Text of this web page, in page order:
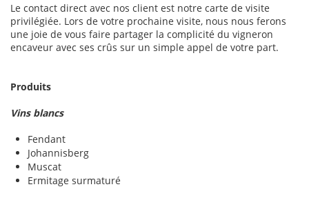
Le contact direct avec nos client est notre carte de visite
privilégiée. Lors de votre prochaine visite, nous nous ferons
une joie de vous faire partager la complicité du vigneron
encaveur avec ses crûs sur un simple appel de votre part.
Produits
Vins blancs
Fendant
Johannisberg
Muscat
Ermitage surmaturé